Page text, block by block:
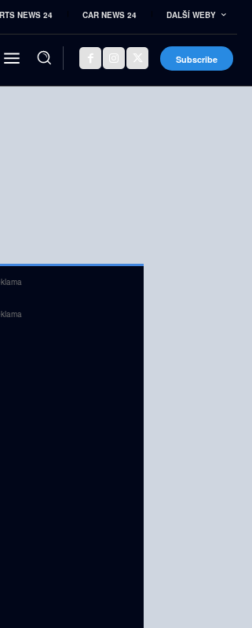
NEWS 24 CAR NEWS 24 DALŠÍ WEBY
Subscribe